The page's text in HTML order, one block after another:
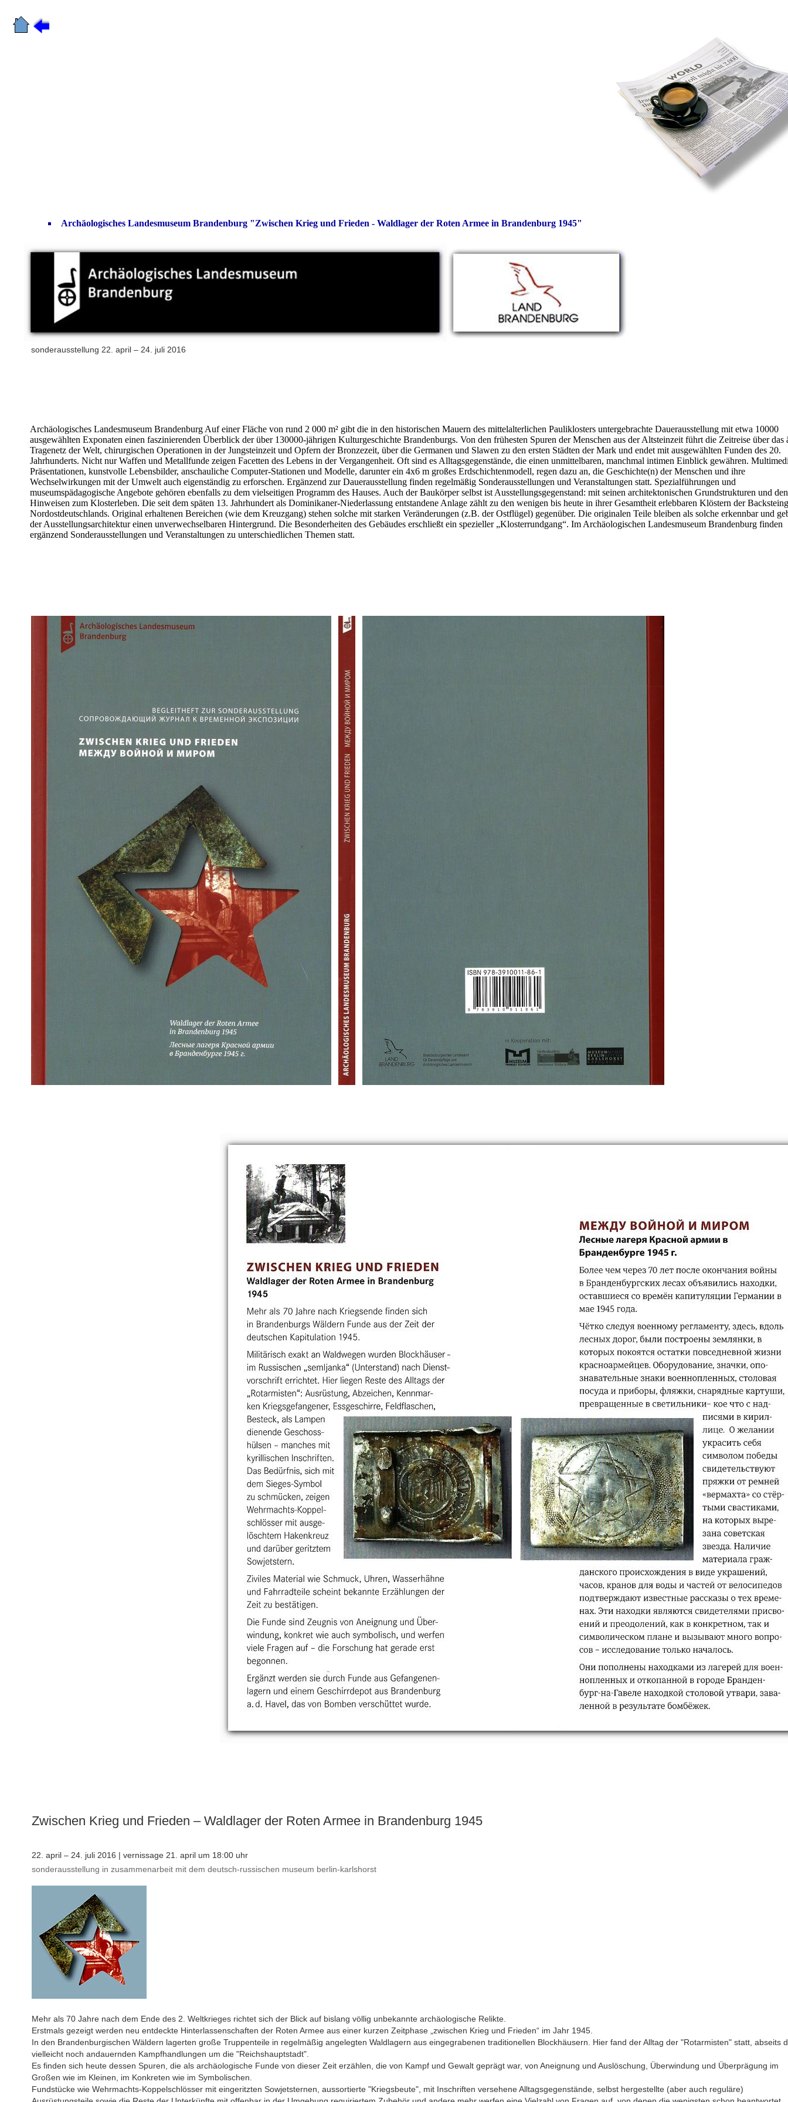
Archäologisches Landesmuseum Brandenburg "Zwischen Krieg und Frieden - Waldlager der Roten Armee in Brandenburg 1945"
sonderausstellung 22. april – 24. juli 2016
Archäologisches Landesmuseum Brandenburg Auf einer Fläche von rund 2 000 m² gibt die in den historischen Mauern des mittelalterlichen Pauliklosters untergebrachte Dauerausstellung mit etwa 10000
ausgewählten Exponaten einen faszinierenden Überblick der über 130000-jährigen Kulturgeschichte Brandenburgs. Von den frühesten Spuren der Menschen aus der Altsteinzeit führt die Zeitreise über das
Tragenetz der Welt, chirurgischen Operationen in der Jungsteinzeit und Opfern der Bronzezeit, über die Germanen und Slawen zu den ersten Städten der Mark und endet mit ausgewählten Funden des 20.
Jahrhunderts. Nicht nur Waffen und Metallfunde zeigen Facetten des Lebens in der Vergangenheit. Oft sind es Alltagsgegenstände, die einen unmittelbaren, manchmal intimen Einblick gewähren.
Präsentationen, kunstvolle Lebensbilder, anschauliche Computer-Stationen und Modelle, darunter ein 4x6 m großes Erdschichtenmodell, regen dazu an, die Geschichte(n) der Menschen und ihre
Wechselwirkungen mit der Umwelt auch eigenständig zu erforschen. Ergänzend zur Dauerausstellung finden regelmäßig Sonderausstellungen und Veranstaltungen statt. Spezialführungen und
museumspädagogische Angebote gehören ebenfalls zu dem vielseitigen Programm des Hauses. Auch der Baukörper selbst ist Ausstellungsgegenstand: mit seinen architektonischen Grundstrukturen und den
Hinweisen zum Klosterleben. Die seit dem späten 13. Jahrhundert als Dominikaner-Niederlassung entstandene Anlage zählt zu den wenigen bis heute in ihrer Gesamtheit erlebbaren Klöstern der
Nordostdeutschlands. Original erhaltenen Bereichen (wie dem Kreuzgang) stehen solche mit starken Veränderungen (z.B. der Ostflügel) gegenüber. Die originalen Teile bleiben als solche erkennbar und
der Ausstellungsarchitektur einen unverwechselbaren Hintergrund. Die Besonderheiten des Gebäudes erschließt ein spezieller „Klosterrundgang“. Im Archäologischen Landesmuseum Brandenburg finden
ergänzend Sonderausstellungen und Veranstaltungen zu unterschiedlichen Themen statt.
Zwischen Krieg und Frieden – Waldlager der Roten Armee in Brandenburg 1945
22. april – 24. juli 2016 | vernissage 21. april um 18:00 uhr
sonderausstellung in zusammenarbeit mit dem deutsch-russischen museum berlin-karlshorst
Mehr als 70 Jahre nach dem Ende des 2. Weltkrieges richtet sich der Blick auf bislang völlig unbekannte archäologische Relikte.
Erstmals gezeigt werden neu entdeckte Hinterlassenschaften der Roten Armee aus einer kurzen Zeitphase „zwischen Krieg und Frieden“ im Jahr 1945.
In den Brandenburgischen Wäldern lagerten große Truppenteile in regelmäßig angelegten Waldlagern aus eingegrabenen traditionellen Blockhäusern. Hier fand der Alltag der "Rotarmisten" statt, abseits
vielleicht noch andauernden Kampfhandlungen um die "Reichshauptstadt".
Es finden sich heute dessen Spuren, die als archäologische Funde von dieser Zeit erzählen, die von Kampf und Gewalt geprägt war, von Aneignung und Auslöschung, Überwindung und Überprägung im
Großen wie im Kleinen, im Konkreten wie im Symbolischen.
Fundstücke wie Wehrmachts-Koppelschlösser mit eingeritzten Sowjetsternen, aussortierte "Kriegsbeute", mit Inschriften versehene Alltagsgegenstände, selbst hergestellte (aber auch reguläre)